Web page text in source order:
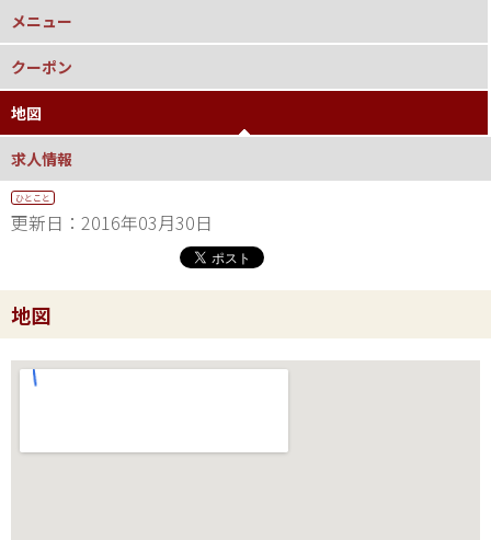
メニュー
クーポン
地図
求人情報
ひとこと
更新日：2016年03月30日
地図